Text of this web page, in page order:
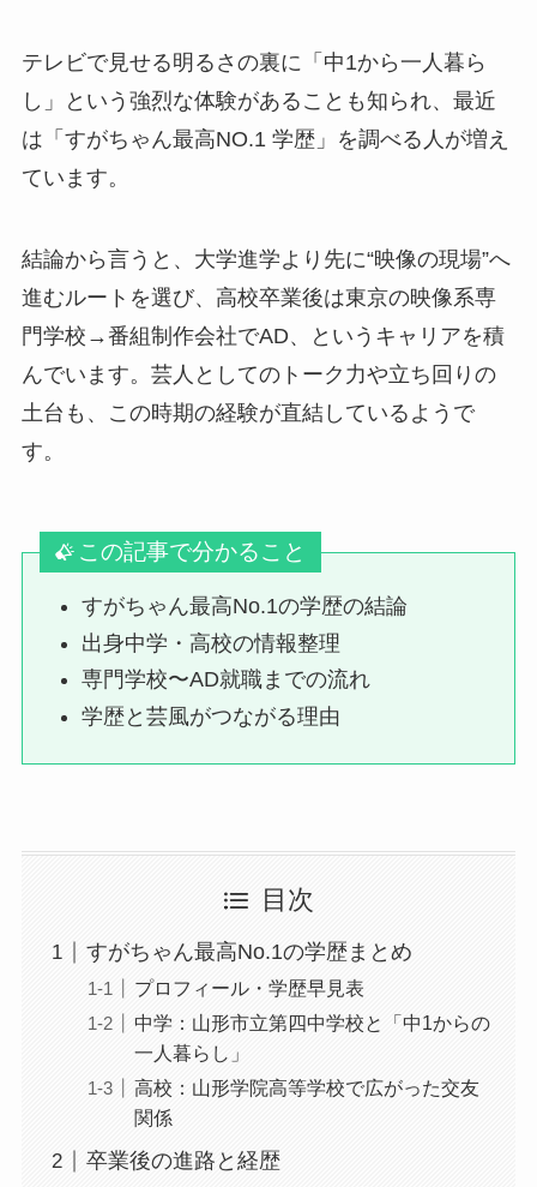
テレビで見せる明るさの裏に「中1から一人暮ら
し」という強烈な体験があることも知られ、最近
は「すがちゃん最高NO.1 学歴」を調べる人が増え
ています。
結論から言うと、大学進学より先に“映像の現場”へ
進むルートを選び、高校卒業後は東京の映像系専
門学校→番組制作会社でAD、というキャリアを積
んでいます。芸人としてのトーク力や立ち回りの
土台も、この時期の経験が直結しているようで
す。
この記事で分かること
すがちゃん最高No.1の学歴の結論
出身中学・高校の情報整理
専門学校〜AD就職までの流れ
学歴と芸風がつながる理由
目次
すがちゃん最高No.1の学歴まとめ
プロフィール・学歴早見表
中学：山形市立第四中学校と「中1からの
一人暮らし」
高校：山形学院高等学校で広がった交友
関係
卒業後の進路と経歴